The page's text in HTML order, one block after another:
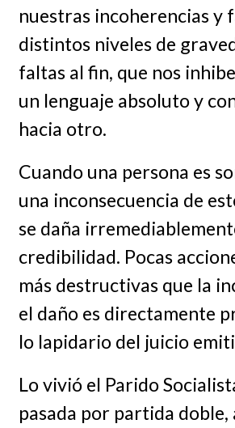
nuestras incoherencias y
distintos niveles de
faltas al fin, que nos
un lenguaje absoluto y
hacia otro.
Cuando una persona es
una inconsecuencia de
se daña
credibilidad. Pocas
más destructivas que la
el daño es directamente
lo lapidario del juicio
Lo vivió el Parido
pasada por partida